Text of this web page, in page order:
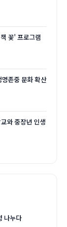
꽃' 프로그램
존중 문화 확산
와 중장년 인생
나누다